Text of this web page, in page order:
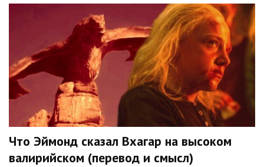
Что Эймонд сказал Вхагар на высоком
валирийском (перевод и смысл)